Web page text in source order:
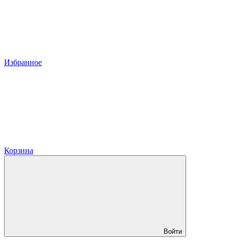
Избранное
Корзина
Войти